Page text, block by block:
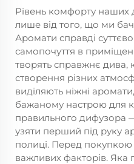
Рівень комфорту наших
лише від того, що ми
Аромати справді
самопочуття в
творять справжнє дива,
створення різних
виділяють ніжні
бажаному настрою для
правильного дифузора
узяти перший під руку
полиці. Перед покупкою
важливих факторів. Яка